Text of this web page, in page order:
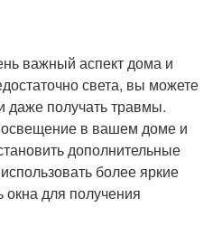
важный аспект дома и
света, вы можете
даже получать травмы.
в вашем доме и
дополнительные
более яркие
для получения